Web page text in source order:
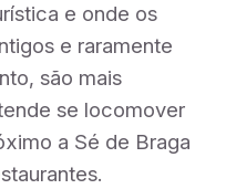
e onde os
e raramente
são mais
se locomover
a Sé de Braga